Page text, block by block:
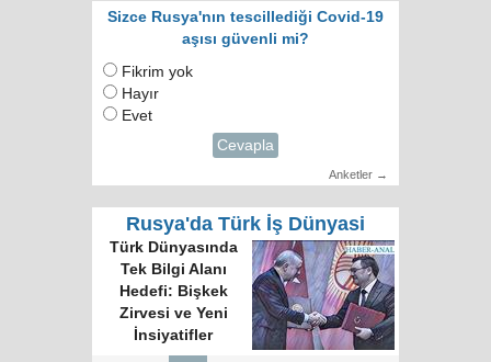
Sizce Rusya'nın tescillediği Covid-19
aşısı güvenli mi?
Fikrim yok
Hayır
Evet
Cevapla
Anketler →
Rusya'da Türk İş Dünyasi
Türk Dünyasında
Tek Bilgi Alanı
Hedefi: Bişkek
Zirvesi ve Yeni
İnsiyatifler